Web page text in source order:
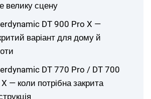
велику сцену
DT 900 Pro X —
варіант для дому й
DT 770 Pro / DT 700
— коли потрібна закрита